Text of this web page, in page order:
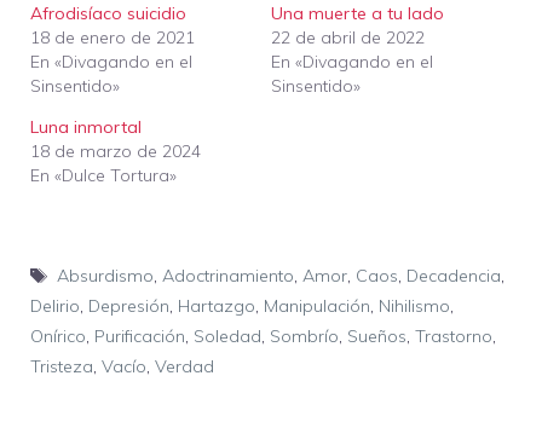
Afrodisíaco suicidio
18 de enero de 2021
En «Divagando en el
Sinsentido»
Una muerte a tu lado
22 de abril de 2022
En «Divagando en el
Sinsentido»
Luna inmortal
18 de marzo de 2024
En «Dulce Tortura»
Etiquetas
Absurdismo, Adoctrinamiento, Amor, Caos, Decadencia,
Delirio, Depresión, Hartazgo, Manipulación, Nihilismo,
Onírico, Purificación, Soledad, Sombrío, Sueños, Trastorno,
Tristeza, Vacío, Verdad